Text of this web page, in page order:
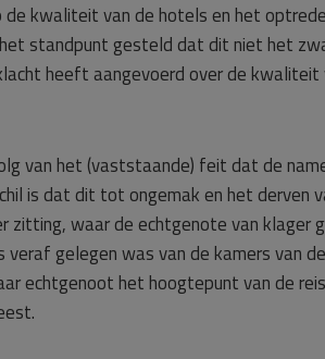
kwaliteit van de hotels en het
standpunt gesteld dat dit niet het
heeft aangevoerd over de
van het (vaststaande) feit dat de
is dat dit tot ongemak en het derven
zitting, waar de echtgenote van
gelegen was van de kamers van
echtgenoot het hoogtepunt van de